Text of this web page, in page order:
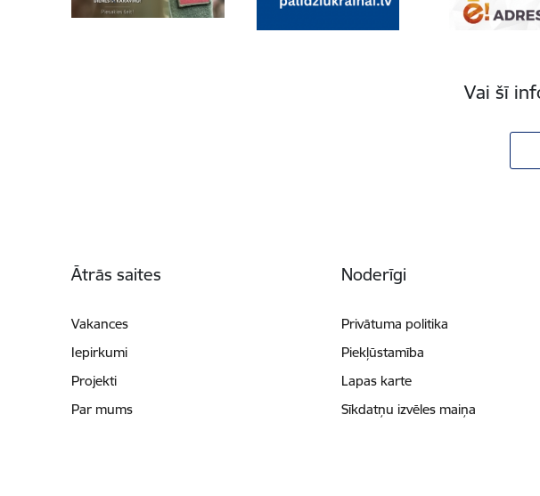
Vai šī
Ātrās saites
Vakances
Iepirkumi
Projekti
Par mums
Noderīgi
Privātuma politika
Piekļūstamība
Lapas karte
Sīkdatņu izvēles maiņa